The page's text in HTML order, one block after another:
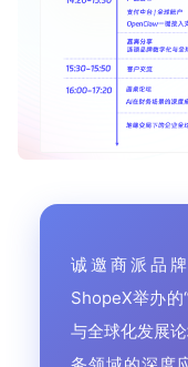
诚邀商派品
ShopeX举办的
与全球化发展